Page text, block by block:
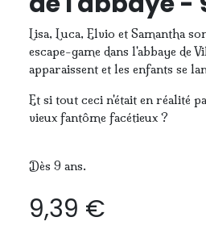
Lisa, Luca, Elvio et Samantha
escape-game dans l'abbaye
apparaissent et les enfants se
Et si tout ceci n'était en réalité
vieux fantôme facétieux ?
Dès 9 ans.
9,39 €